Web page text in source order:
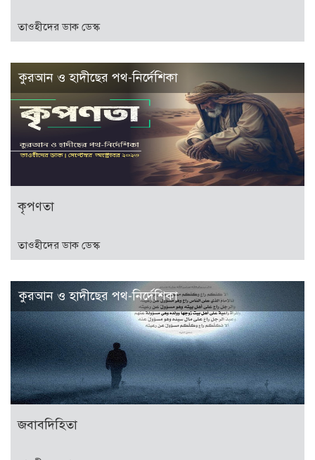
তাওহীদের ডাক ডেস্ক
কুরআন ও হাদীছের পথ-নির্দেশিকা
কৃপণতা
তাওহীদের ডাক ডেস্ক
কুরআন ও হাদীছের পথ-নির্দেশিকা
জবাবদিহিতা